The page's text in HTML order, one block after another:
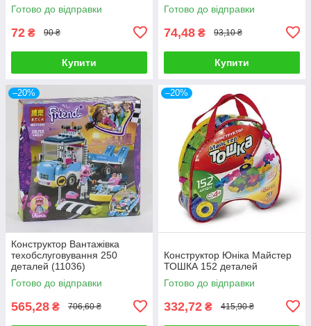
Готово до відправки
72 ₴ 90 ₴
Купити
Готово до відправки
74,48 ₴ 93,10 ₴
Купити
–20%
Конструктор Вантажівка
техобслуговування 250
деталей (11036)
Готово до відправки
565,28 ₴ 706,60 ₴
–20%
Конструктор Юніка Майстер
ТОШКА 152 деталей
Готово до відправки
332,72 ₴ 415,90 ₴